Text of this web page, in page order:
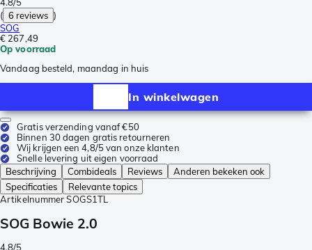
4.8/5
( 6 reviews )
SOG
€ 267,49
Op voorraad
Vandaag besteld, maandag in huis
In winkelwagen
Gratis verzending vanaf €50
Binnen 30 dagen gratis retourneren
Wij krijgen een 4,8/5 van onze klanten
Snelle levering uit eigen voorraad
Beschrijving
Combideals Reviews
Anderen bekeken ook
Specificaties
Relevante topics
Artikelnummer SOGS1TL
SOG Bowie 2.0
4.8/5